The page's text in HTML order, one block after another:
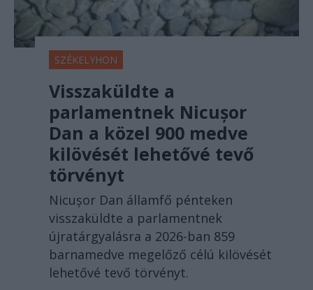
SZÉKELYHON
Visszaküldte a
parlamentnek Nicușor
Dan a közel 900 medve
kilövését lehetővé tevő
törvényt
Nicușor Dan államfő pénteken
visszaküldte a parlamentnek
újratárgyalásra a 2026-ban 859
barnamedve megelőző célú kilövését
lehetővé tevő törvényt.